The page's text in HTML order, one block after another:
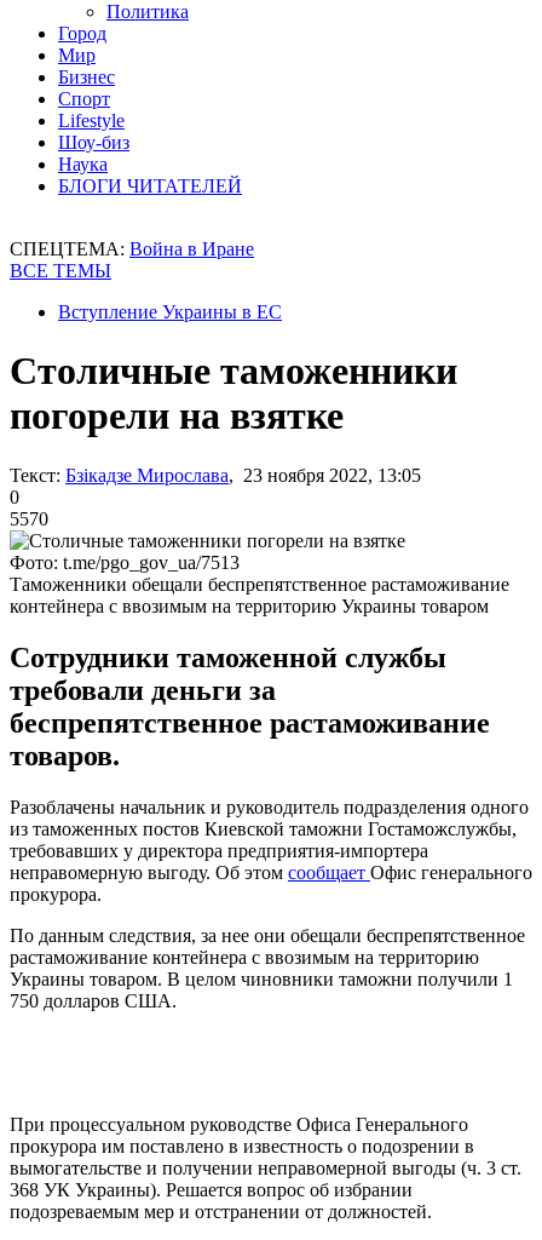
Политика
Город
Мир
Бизнес
Спорт
Lifestyle
Шоу-биз
Наука
БЛОГИ ЧИТАТЕЛЕЙ
СПЕЦТЕМА: Война в Иране
ВСЕ ТЕМЫ
Вступление Украины в ЕС
Столичные таможенники
погорели на взятке
Текст: Бзікадзе Мирослава, 23 ноября 2022, 13:05
0
5570
Фото: t.me/pgo_gov_ua/7513
Таможенники обещали беспрепятственное растаможивание
контейнера с ввозимым на территорию Украины товаром
Сотрудники таможенной службы
требовали деньги за
беспрепятственное растаможивание
товаров.
Разоблачены начальник и руководитель подразделения одного
из таможенных постов Киевской таможни Гостаможслужбы,
требовавших у директора предприятия-импортера
неправомерную выгоду. Об этом сообщает Офис генерального
прокурора.
По данным следствия, за нее они обещали беспрепятственное
растаможивание контейнера с ввозимым на территорию
Украины товаром. В целом чиновники таможни получили 1
750 долларов США.
При процессуальном руководстве Офиса Генерального
прокурора им поставлено в известность о подозрении в
вымогательстве и получении неправомерной выгоды (ч. 3 ст.
368 УК Украины). Решается вопрос об избрании
подозреваемым мер и отстранении от должностей.